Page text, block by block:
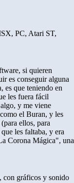
PC, Atari ST,
si quieren
es conseguir alguna
es que teniendo en
les fuera fácil
y me viene
el Buran, y les
ellos, para
les faltaba, y era
Corona Mágica", una
con gráficos y sonido